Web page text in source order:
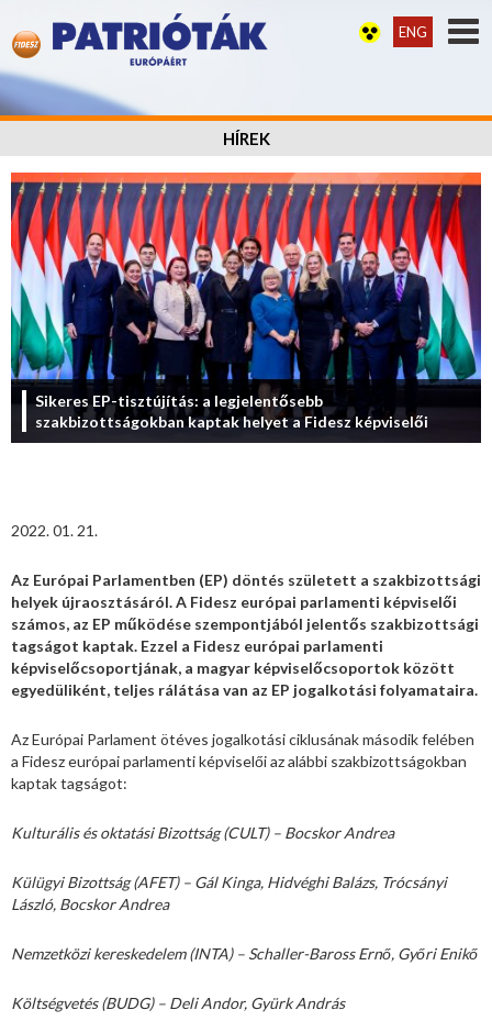
ENG
HÍREK
Sikeres EP-tisztújítás: a legjelentősebb
szakbizottságokban kaptak helyet a Fidesz képviselői
2022. 01. 21.
Az Európai Parlamentben (EP) döntés született a szakbizottsági
helyek újraosztásáról. A Fidesz európai parlamenti képviselői
számos, az EP működése szempontjából jelentős szakbizottsági
tagságot kaptak. Ezzel a Fidesz európai parlamenti
képviselőcsoportjának, a magyar képviselőcsoportok között
egyedüliként, teljes rálátása van az EP jogalkotási folyamataira.
Az Európai Parlament ötéves jogalkotási ciklusának második felében
a Fidesz európai parlamenti képviselői az alábbi szakbizottságokban
kaptak tagságot:
Kulturális és oktatási Bizottság (CULT) – Bocskor Andrea
Külügyi Bizottság (AFET) – Gál Kinga, Hidvéghi Balázs, Trócsányi
László, Bocskor Andrea
Nemzetközi kereskedelem (INTA) – Schaller-Baross Ernő, Győri Enikő
Költségvetés (BUDG) – Deli Andor, Gyürk András